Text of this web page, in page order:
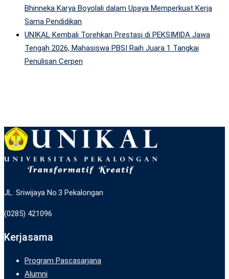
Bhinneka Karya Boyolali dalam Upaya Memperkuat Kerja
Sama Pendidikan
UNIKAL Kembali Torehkan Prestasi di PEKSIMIDA Jawa
Tengah 2026, Mahasiswa PBSI Raih Juara 1 Tangkai
Penulisan Cerpen
JL. Sriwijaya No.3 Pekalongan
(0285) 421096
Kerjasama
Program Pascasarjana
Alumni